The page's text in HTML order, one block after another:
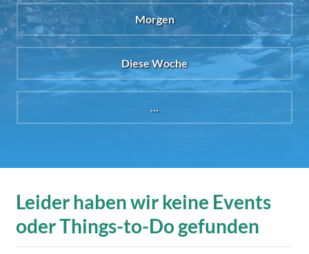
Morgen
Diese Woche
Leider haben wir keine Events
oder Things-to-Do gefunden